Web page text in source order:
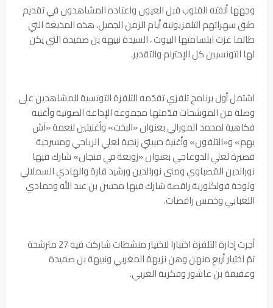
وجهها ألفته القلوب قبل العيون واعتاده المشاهدون في تقديم
طبق سهراتهم التلفزيونية أيام الزمن الجميل، هذه المذيعة التي
طالما غزت ابتسامتها البيوت ، السيدة نبيهة بن صميدة التي يكن
لها التونسيين كل الإحترام والتقدير.
اشتمل أول برنامج تلفزي تقدّمه التلفزة التونسية للمشاهدين على
وصلة من الموشحات قدّمتها مجموعة الإذاعة الصوتية وأغنية
فكاهية لمحمد المورالي بعنوان «البخت» وأغنيتين لنعمة «آش
يهم» و«التلفون» وأغنية حبيبتي زنجية لعلي الرياحي ومسرحية
قصيرة لعلي الدوعاجي بعنوان «زوبعة في فنجان» شارك فيها
نورالدين القصباوي ومنى نورالدين ورشيد قارة والهادي السملالي
ولوحة فولكلورية راقصة شارك فيها محسن بن عبد الله وحمادي
اللغبابي وخمس راقصات.
أجرت إدارة التلفزة اختبارا لاختيار منشطات شاركت فيه 27 مترشحة
تمّ اختيار أربع منهن وهن نزيهة المغربي ونبيهة بن صميدة
وعفيفة بن عاشور وفكرية الغربي.